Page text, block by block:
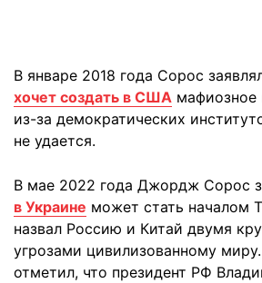
В январе 2018 года Сорос
хочет создать в США мафиозное
из-за демократических
не удается.
В мае 2022 года Джордж Сорос
в Украине может стать началом
назвал Россию и Китай двумя
угрозами цивилизованному
отметил, что президент РФ